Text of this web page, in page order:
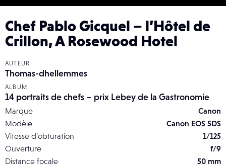
Chef Pablo Gicquel – l’Hôtel de
Crillon, A Rosewood Hotel
AUTEUR
Thomas-dhellemmes
ALBUM
14 portraits de chefs – prix Lebey de la Gastronomie
Marque
Canon
Modèle
Canon EOS 5DS
Vitesse d’obturation
1/125
Ouverture
f/9
Distance focale
50 mm